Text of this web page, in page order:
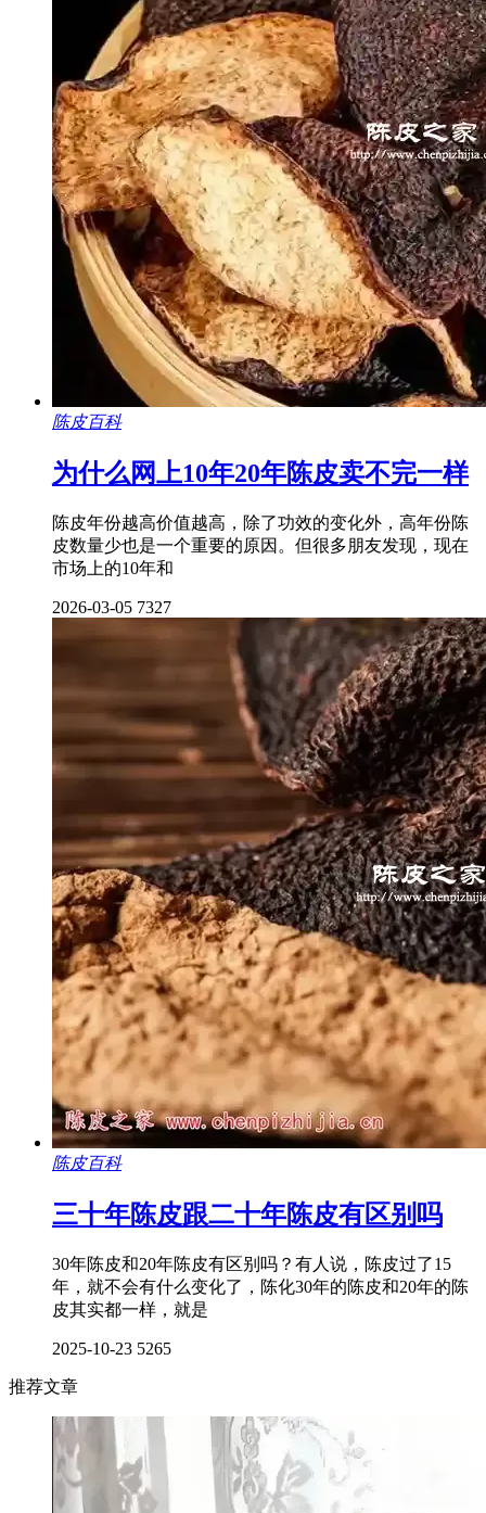
陈皮百科
为什么网上10年20年陈皮卖不完一样
陈皮年份越高价值越高，除了功效的变化外，高年份陈
皮数量少也是一个重要的原因。但很多朋友发现，现在
市场上的10年和
2026-03-05 7327
陈皮百科
三十年陈皮跟二十年陈皮有区别吗
30年陈皮和20年陈皮有区别吗？有人说，陈皮过了15
年，就不会有什么变化了，陈化30年的陈皮和20年的陈
皮其实都一样，就是
2025-10-23 5265
推荐文章